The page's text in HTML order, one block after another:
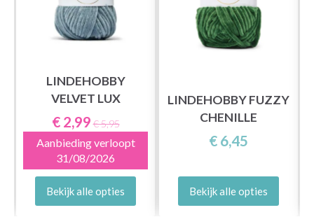
LINDEHOBBY
VELVET LUX
€ 2,99 € 5,95
Aanbieding verloopt
31/08/2026
Bekijk alle opties
LINDEHOBBY FUZZY
CHENILLE
€ 6,45
Bekijk alle opties